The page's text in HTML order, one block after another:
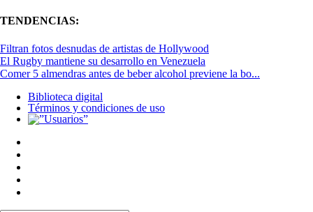
TENDENCIAS:
Filtran fotos desnudas de artistas de Hollywood
El Rugby mantiene su desarrollo en Venezuela
Comer 5 almendras antes de beber alcohol previene la bo...
Biblioteca digital
Términos y condiciones de uso